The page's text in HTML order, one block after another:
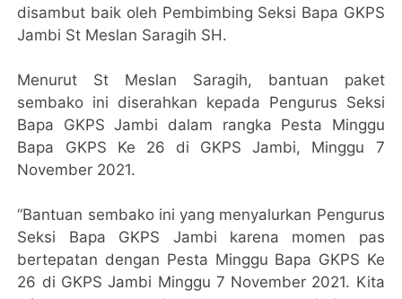
disambut baik oleh Pembimbing Seksi Bapa GKPS
Jambi St Meslan Saragih SH.
Menurut St Meslan Saragih, bantuan paket
sembako ini diserahkan kepada Pengurus Seksi
Bapa GKPS Jambi dalam rangka Pesta Minggu
Bapa GKPS Ke 26 di GKPS Jambi, Minggu 7
November 2021.
“Bantuan sembako ini yang menyalurkan Pengurus
Seksi Bapa GKPS Jambi karena momen pas
bertepatan dengan Pesta Minggu Bapa GKPS Ke
26 di GKPS Jambi Minggu 7 November 2021. Kita